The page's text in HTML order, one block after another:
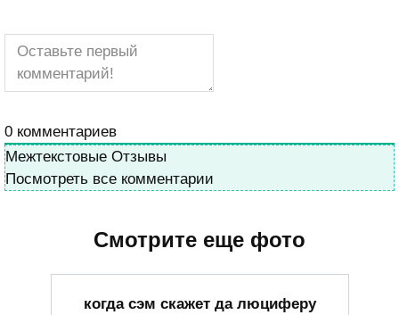
0 комментариев
Межтекстовые Отзывы
Посмотреть все комментарии
Смотрите еще фото
когда сэм скажет да люциферу